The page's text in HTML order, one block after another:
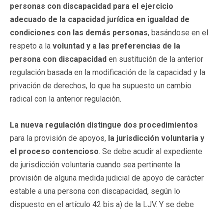
personas con discapacidad para el ejercicio
adecuado de la capacidad jurídica en igualdad de
condiciones con las demás personas, basándose en el
respeto a la voluntad y a las preferencias de la
persona con discapacidad en sustitución de la anterior
regulación basada en la modificación de la capacidad y la
privación de derechos, lo que ha supuesto un cambio
radical con la anterior regulación.
La nueva regulación distingue dos procedimientos
para la provisión de apoyos, la jurisdicción voluntaria y
el proceso contencioso. Se debe acudir al expediente
de jurisdicción voluntaria cuando sea pertinente la
provisión de alguna medida judicial de apoyo de carácter
estable a una persona con discapacidad, según lo
dispuesto en el artículo 42 bis a) de la LJV. Y se debe